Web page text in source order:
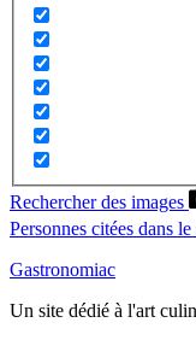
Rechercher des images
Personnes citées dans le
Gastronomiac
Un site dédié à l'art